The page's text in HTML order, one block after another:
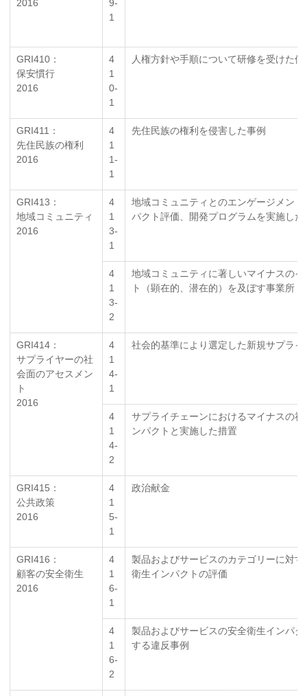
2016
9-
1
GRI410：
保安慣行
2016
4
1
0-
1
人権方針や手順について研修を受けた保
GRI411：
先住民族の権利
2016
4
1
1-
1
先住民族の権利を侵害した事例
GRI413：
地域コミュニティ
2016
4
1
3-
1
地域コミュニティとのエンゲージメント
パクト評価、開発プログラムを実施した
4
1
3-
2
地域コミュニティに著しいマイナスのイ
ト（顕在的、潜在的）を及ぼす事業所
GRI414：
サプライヤーの社
会面のアセスメン
ト
2016
4
1
4-
1
社会的基準により選定した新規サプライ
4
1
4-
2
サプライチェーンにおけるマイナスの社
ンパクトと実施した措置
GRI415：
公共政策
2016
4
1
5-
1
政治献金
GRI416：
顧客の安全衛生
2016
4
1
6-
1
製品およびサービスのカテゴリーに対す
衛生インパクトの評価
4
1
6-
2
製品およびサービスの安全衛生インパク
する違反事例